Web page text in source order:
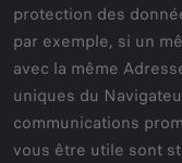
protection des
par exemple, si un
avec la même
uniques du
communications
vous être utile sont